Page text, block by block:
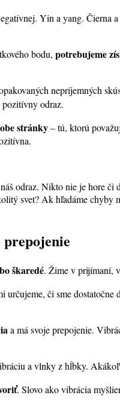
Yin a yang. Čierna
bodu, potrebujeme
nepríjemných
pozitívny odraz.
stránky– tú, ktorú
odraz. Nikto nie je hore
svet? Ak hľadáme
prepojenie
škaredé. Žime v prijímaní,
určujeme, či sme
a má svoje prepojenie.
a vlnky z hĺbky.
. Slovo ako vibrácia